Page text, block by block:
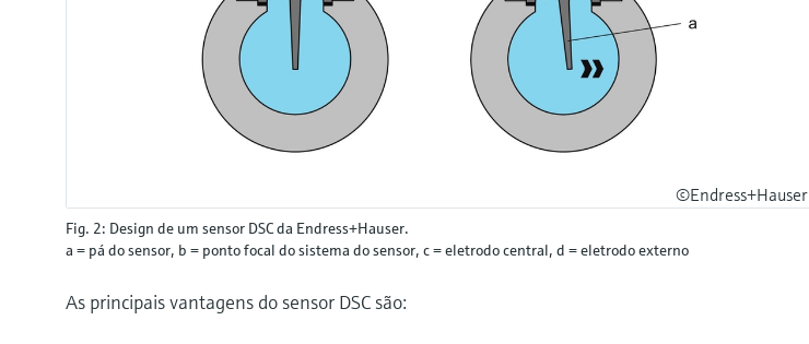
©Endress+Hauser
Fig. 2: Design de um sensor DSC da Endress+Hauser.
a = pá do sensor, b = ponto focal do sistema do sensor, c = eletrodo central, d = eletrodo externo
As principais vantagens do sensor DSC são: